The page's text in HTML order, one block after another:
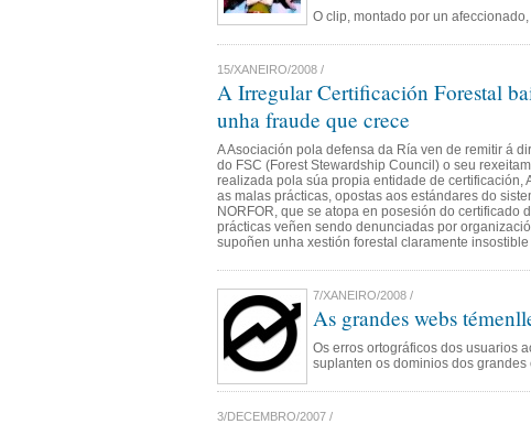
O clip, montado por un
15/XANEIRO/2008 /
A Irregular Certificación Forestal
unha fraude que crece
A Asociación pola defensa da Ría ven de remitir á
do FSC (Forest Stewardship Council) o seu
realizada pola súa propia entidade de certificación,
as malas prácticas, opostas aos estándares do
NORFOR, que se atopa en posesión do certificado
prácticas veñen sendo denunciadas por
supoñen unha xestión forestal claramente
7/XANEIRO/2008 /
As grandes webs
Os erros ortográficos dos usuarios
suplanten os dominios dos
3/DECEMBRO/2007 /